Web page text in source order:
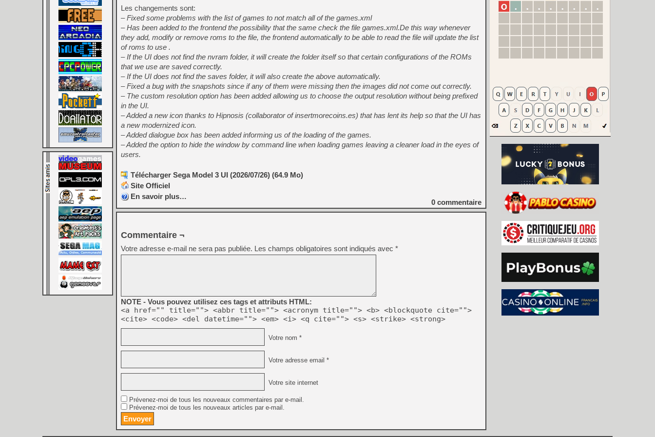
Les changements sont:
– Fixed some problems with the list of games to not match all of the games.xml
– Has been added to the frontend the possibility that the same check the file games.xml.De this way whenever
they add, modify or remove roms to the file, the frontend automatically to be able to read the file will update the list
of roms to use .
– If the UI does not find the nvram folder, it will create the folder itself so that certain configurations of the ROMs
that we use are saved correctly.
– If the UI does not find the saves folder, it will also create the above automatically.
– Fixed a bug with the snapshots since if any of them were missing then the images did not come out correctly.
– The custom resolution option has been added allowing us to choose the output resolution without being prefixed
in the UI.
– Added a new icon thanks to Hipnosis (collaborator of insertmorecoins.es) that has lent its help so that the UI has
a new modernized icon.
– Added dialogue box has been added informing us of the loading of the games.
– Added the option to hide the window by command line when loading games leaving a cleaner load in the eyes of
users.
Télécharger Sega Model 3 UI (2026/07/26) (64.9 Mo)
Site Officiel
En savoir plus…
0 commentaire
Commentaire ¬
Votre adresse e-mail ne sera pas publiée. Les champs obligatoires sont indiqués avec *
NOTE - Vous pouvez utilisez ces tags et attributs HTML:
<a href="" title=""> <abbr title=""> <acronym title=""> <b> <blockquote cite="">
<cite> <code> <del datetime=""> <em> <i> <q cite=""> <s> <strike> <strong>
Votre nom *
Votre adresse email *
Votre site internet
Prévenez-moi de tous les nouveaux commentaires par e-mail.
Prévenez-moi de tous les nouveaux articles par e-mail.